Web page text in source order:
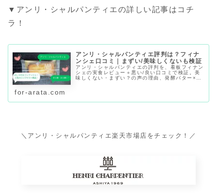
▼アンリ・シャルパンティエの詳しい記事はコチ
ラ！
アンリ・シャルパンティエ評判は？フィナ
ンシェ口コミ｜まずい/美味しくないも検証
アンリ・シャルパンティエの評判を、看板フィナン
シェの実食レビュー＋悪い/良い口コミで検証。美
味しくない・まずい？の声の理由、発酵バター×ア
for-arata.com
＼アンリ・シャルパンティエ楽天市場店をチェック！／